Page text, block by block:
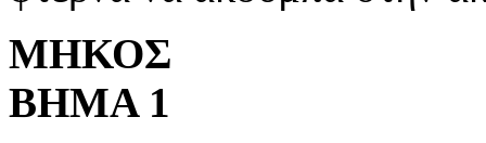
ΜΗΚΟΣ
ΒΗΜΑ 1